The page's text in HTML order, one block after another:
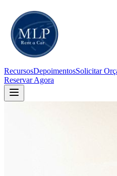
RecursosDepoimentosSolicitar
Reservar Agora